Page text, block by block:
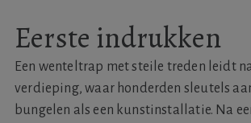
Eerste indrukken
Een wenteltrap met steile treden leidt
verdieping, waar honderden sleutels
bungelen als een kunstinstallatie. Na